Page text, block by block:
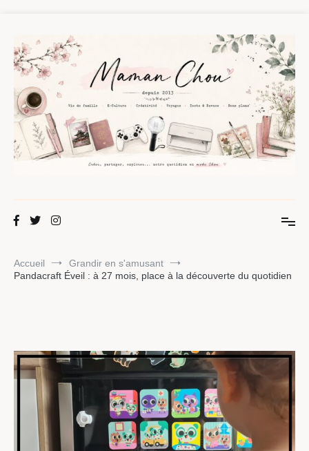
contenu
Maman Chou
Accueil
Grandir en s'amusant
Pandacraft Éveil : à 27 mois, place à la découverte du quotidien